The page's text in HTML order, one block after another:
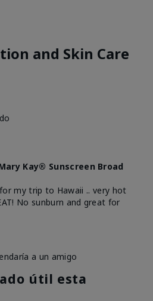
and Skin Care
Kay® Sunscreen Broad
my trip to Hawaii .. very hot
No sunburn and great for
a un amigo
útil esta